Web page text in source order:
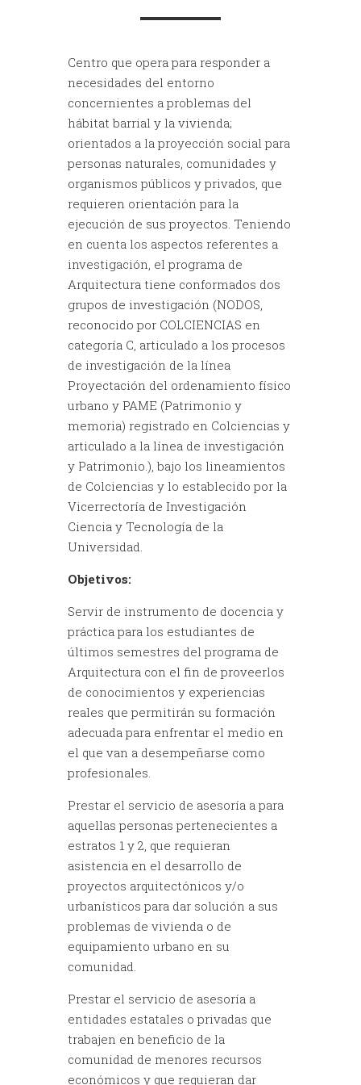
Centro que opera para responder a
necesidades del entorno
concernientes a problemas del
hábitat barrial y la vivienda;
orientados a la proyección social para
personas naturales, comunidades y
organismos públicos y privados, que
requieren orientación para la
ejecución de sus proyectos. Teniendo
en cuenta los aspectos referentes a
investigación, el programa de
Arquitectura tiene conformados dos
grupos de investigación (NODOS,
reconocido por COLCIENCIAS en
categoría C, articulado a los procesos
de investigación de la línea
Proyectación del ordenamiento físico
urbano y PAME (Patrimonio y
memoria) registrado en Colciencias y
articulado a la línea de investigación
y Patrimonio.), bajo los lineamientos
de Colciencias y lo establecido por la
Vicerrectoría de Investigación
Ciencia y Tecnología de la
Universidad.
Objetivos:
Servir de instrumento de docencia y
práctica para los estudiantes de
últimos semestres del programa de
Arquitectura con el fin de proveerlos
de conocimientos y experiencias
reales que permitirán su formación
adecuada para enfrentar el medio en
el que van a desempeñarse como
profesionales.
Prestar el servicio de asesoría a para
aquellas personas pertenecientes a
estratos 1 y 2, que requieran
asistencia en el desarrollo de
proyectos arquitectónicos y/o
urbanísticos para dar solución a sus
problemas de vivienda o de
equipamiento urbano en su
comunidad.
Prestar el servicio de asesoría a
entidades estatales o privadas que
trabajen en beneficio de la
comunidad de menores recursos
económicos y que requieran dar